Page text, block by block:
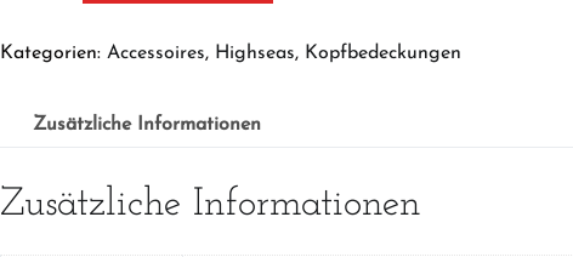
Blue
Kategorien: Accessoires, Highseas, Kopfbedeckungen
Zusätzliche Informationen
Zusätzliche Informationen